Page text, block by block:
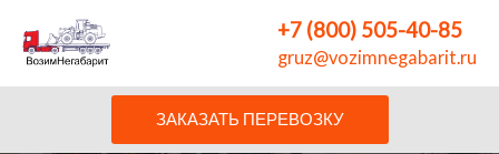
содержимому
+7 (800) 505-40-85
gruz@vozimnegabarit.ru
ЗАКАЗАТЬ ПЕРЕВОЗКУ